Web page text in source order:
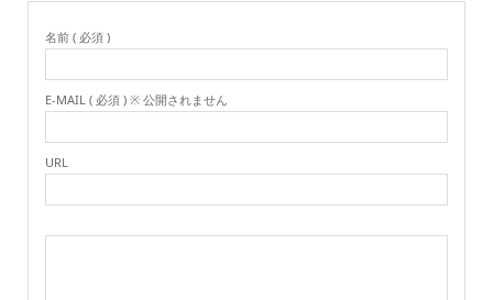
名前 ( 必須 )
E-MAIL ( 必須 ) ※ 公開されません
URL